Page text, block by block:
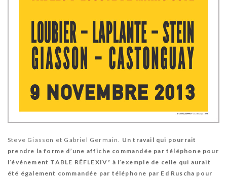
Steve Giasson et Gabriel Germain. Un travail qui pourrait
prendre la forme d’une affiche commandée par téléphone pour
l’événement TABLE RÉFLEXIVe à l’exemple de celle qui aurait
été également commandée par téléphone par Ed Ruscha pour